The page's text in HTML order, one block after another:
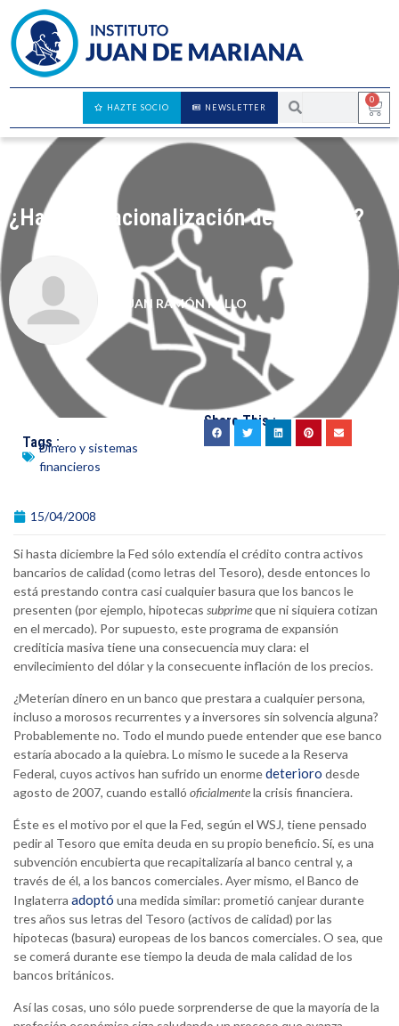
0
NEWSLETTER
HAZTE SOCIO
¿Hacia la nacionalización de la banca?
JUAN RAMÓN RALLO
Tags :Dinero y sistemas
financieros
Share This :
15/04/2008
Si hasta diciembre la Fed sólo extendía el crédito contra activos
bancarios de calidad (como letras del Tesoro), desde entonces lo
está prestando contra casi cualquier basura que los bancos le
presenten (por ejemplo, hipotecas subprimeque ni siquiera cotizan
en el mercado). Por supuesto, este programa de expansión
crediticia masiva tiene una consecuencia muy clara: el
envilecimiento del dólar y la consecuente inflación de los precios.
¿Meterían dinero en un banco que prestara a cualquier persona,
incluso a morosos recurrentes y a inversores sin solvencia alguna?
Probablemente no. Todo el mundo puede entender que ese banco
estaría abocado a la quiebra. Lo mismo le sucede a la Reserva
Federal, cuyos activos han sufrido un enormedeterioro desde
agosto de 2007, cuando estalló oficialmentela crisis financiera.
Éste es el motivo por el que la Fed, según el WSJ, tiene pensado
pedir al Tesoro que emita deuda en su propio beneficio. Sí, es una
subvención encubierta que recapitalizaría al banco central y, a
través de él, a los bancos comerciales. Ayer mismo, el Banco de
Inglaterra adoptó una medida similar: prometió canjear durante
tres años sus letras del Tesoro (activos de calidad) por las
hipotecas (basura) europeas de los bancos comerciales. O sea, que
se comerá durante ese tiempo la deuda de mala calidad de los
bancos británicos.
Así las cosas, uno sólo puede sorprenderse de que la mayoría de la